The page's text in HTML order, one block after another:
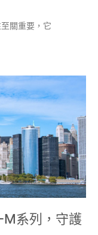
關重要，它
M系列，守護